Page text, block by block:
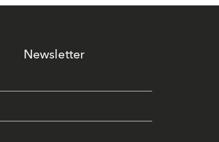
Newsletter